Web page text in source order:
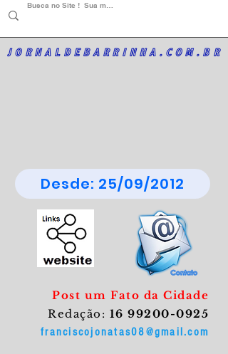
JORNALDEBARRINHA.COM.BR
Desde: 25/09/2012
Post um Fato da Cidade
Redação: 16 99200-0925
franciscojonatas08@gmail.com